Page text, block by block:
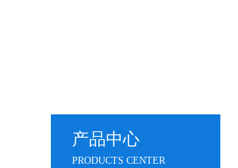
产品中心
PRODUCTS CENTER